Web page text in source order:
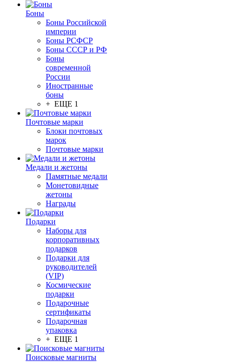
Боны
Боны Российской
империи
Боны РСФСР
Боны СССР и РФ
Боны
современной
России
Иностранные
боны
+ ЕЩЕ 1
Почтовые марки
Блоки почтовых
марок
Почтовые марки
Медали и жетоны
Памятные медали
Монетовидные
жетоны
Награды
Подарки
Наборы для
корпоративных
подарков
Подарки для
руководителей
(VIP)
Космические
подарки
Подарочные
сертификаты
Подарочная
упаковка
+ ЕЩЕ 1
Поисковые магниты